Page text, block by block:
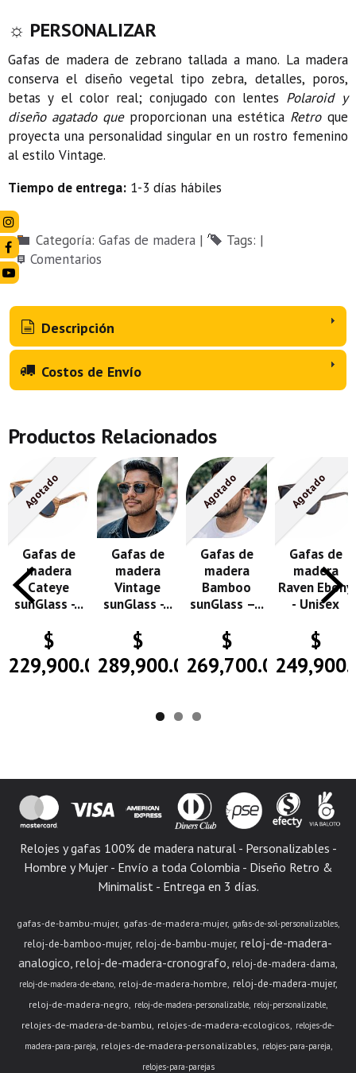
☼ PERSONALIZAR
Gafas de madera de zebrano tallada a mano. La madera
conserva el diseño vegetal tipo zebra, detalles, poros,
betas y el color real; conjugado con lentes Polaroid y
diseño agatado que proporcionan una estética Retroque
proyecta una personalidad singular en un rostro femenino
al estilo Vintage.
Tiempo de entrega: 1-3 días hábiles
Categoría: Gafas de madera | Tags: |
Comentarios
Descripción
Costos de Envío
Productos Relacionados
Agotado
Gafas de
madera
Cateye
sunGlass -...
$
229,900.00
Gafas de
madera
Vintage
sunGlass -...
$
289,900.00
Agotado
Gafas de
madera
Bamboo
sunGlass –...
$
269,700.00
Agotado
Gafas de
madera
Raven Ebony
- Unisex
$
Relojes y gafas 100% de madera natural - Personalizables -
Hombre y Mujer - Envío a toda Colombia - Diseño Retro &
Minimalist - Entrega en 3 días.
gafas-de-bambu-mujer gafas-de-madera-mujer gafas-de-sol-personalizables
reloj-de-bamboo-mujer reloj-de-bambu-mujer reloj-de-madera-
analogico reloj-de-madera-cronografo reloj-de-madera-dama
reloj-de-madera-de-ebano reloj-de-madera-hombre reloj-de-madera-mujer
reloj-de-madera-negro reloj-de-madera-personalizable reloj-personalizable
relojes-de-madera-de-bambu relojes-de-madera-ecologicos
relojes-de-
madera-para-pareja relojes-de-madera-personalizables
relojes-para-pareja
relojes-para-parejas